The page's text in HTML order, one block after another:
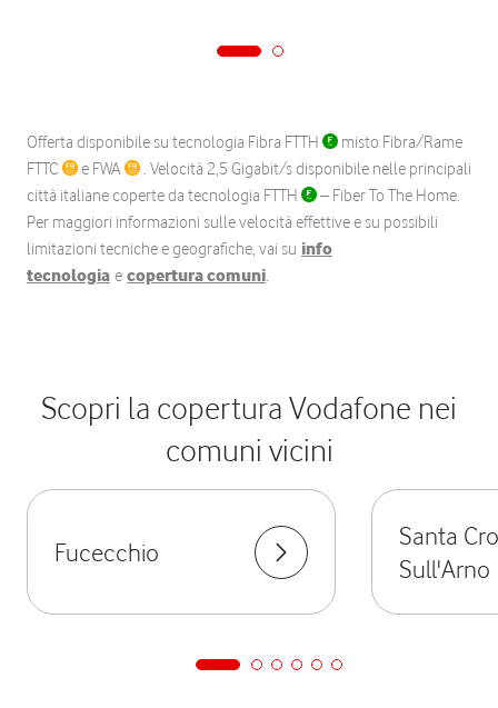
Offerta disponibile su tecnologia Fibra FTTH
misto Fibra/Rame
FTTC
e FWA
. Velocità 2,5 Gigabit/s disponibile nelle principali
città italiane coperte da tecnologia FTTH
– Fiber To The Home.
Per maggiori informazioni sulle velocità effettive e su possibili
limitazioni tecniche e geografiche, vai su info
tecnologia e copertura comuni.
Scopri la copertura Vodafone nei
comuni vicini
Fucecchio
Santa
Sull'Arno